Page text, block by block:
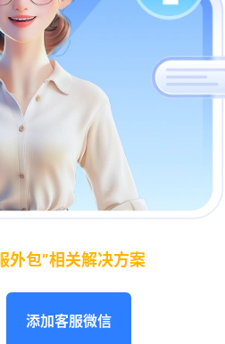
外包”相关解决方案
添加客服微信